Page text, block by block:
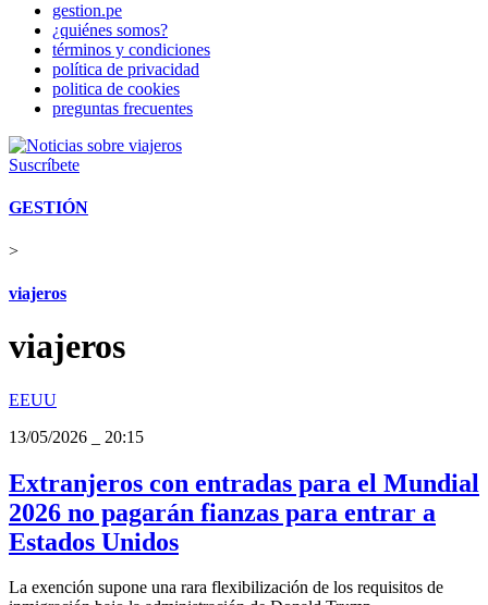
gestion.pe
¿quiénes somos?
términos y condiciones
política de privacidad
politica de cookies
preguntas frecuentes
Suscríbete
GESTIÓN
>
viajeros
viajeros
EEUU
13/05/2026
20:15
Extranjeros con entradas para el Mundial
2026 no pagarán fianzas para entrar a
Estados Unidos
La exención supone una rara flexibilización de los requisitos de